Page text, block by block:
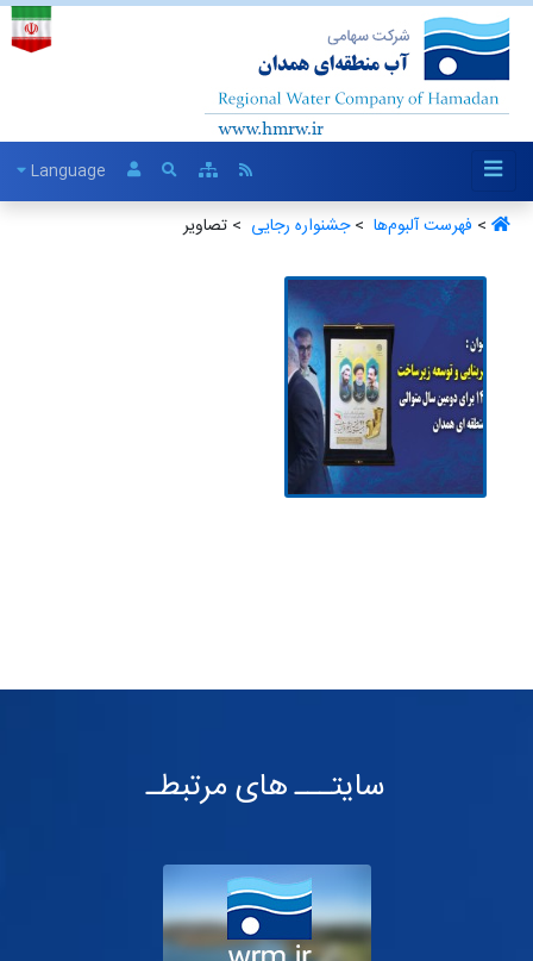
Language
> فهرست آلبو‌م‌ها ‏ >جشنواره رجایی ‏ > تصاویر
سایتـــ های مرتبطـ